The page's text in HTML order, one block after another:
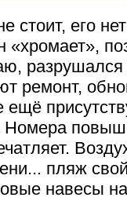
стоит, его
«хромает»,
ремонт,
ещё
пляж
навесы